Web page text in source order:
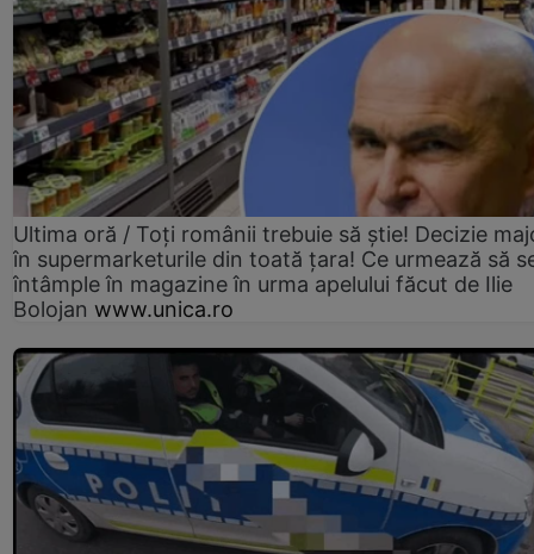
Ultima oră / Toți românii trebuie să știe! Decizie
în supermarketurile din toată țara! Ce urmează să
întâmple în magazine în urma apelului făcut de Ilie
Bolojan www.unica.ro